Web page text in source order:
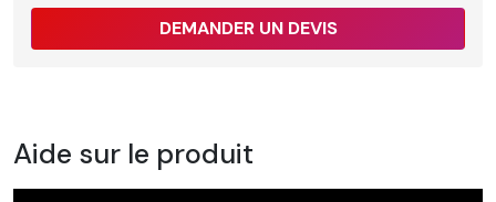
DEMANDER UN DEVIS
Aide sur le produit